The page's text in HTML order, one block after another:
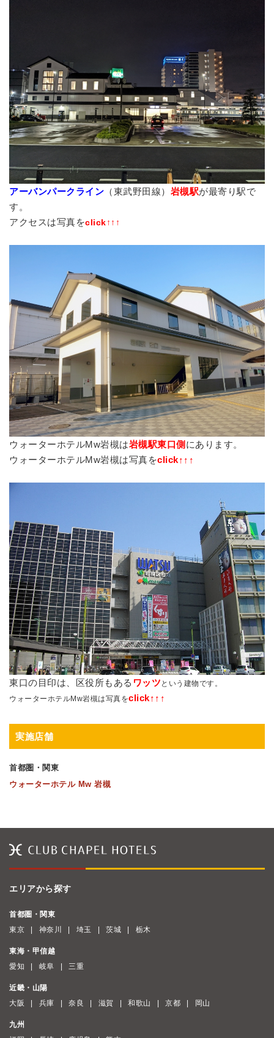
アーバンパークライン （東武野田線） 岩槻駅が最寄り駅で
す。
アクセスは写真をclick↑↑↑
ウォーターホテルMw岩槻は岩槻駅東口側 にあります。
ウォーターホテルMw岩槻は写真をclick↑↑↑
東口の目印は、区役所もある ワッツ という建物です。
ウォーターホテルMw岩槻は写真をclick↑↑↑
実施店舗
首都圏・関東
ウォーターホテル Mw 岩槻
エリアから探す
首都圏・関東
東京
神奈川 埼玉 茨城 栃木
東海・甲信越
愛知
岐阜 三重
近畿・山陽
大阪
兵庫 奈良 滋賀 和歌山 京都 岡山
九州